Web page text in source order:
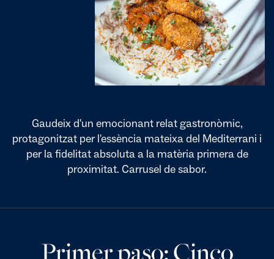
Gaudeix d'un emocionant relat gastronòmic,
protagonitzat per l'essència mateixa del Mediterrani i
per la fidelitat absoluta a la matèria primera de
proximitat. Carrusel de sabor.
Primer paso: Cinco